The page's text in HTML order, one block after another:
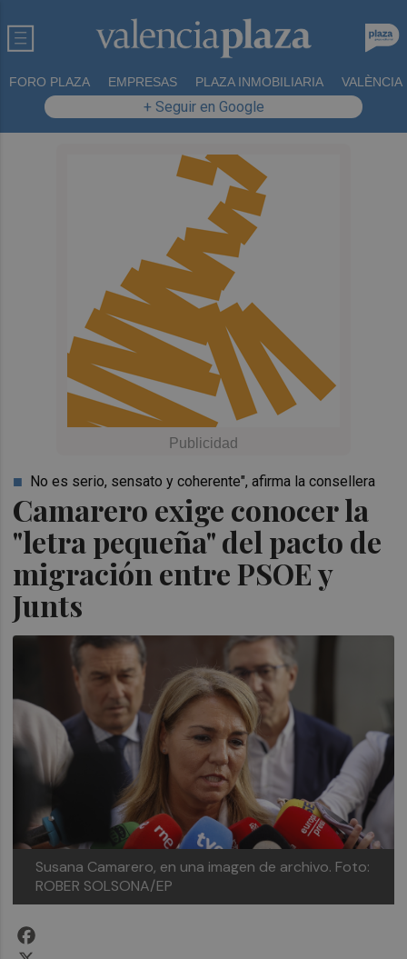
FORO PLAZA EMPRESAS PLAZA INMOBILIARIA VALÈNCIA
+ Seguir en Google
Camarero exige conocer la
"letra pequeña" del pacto de
migración entre PSOE y
Junts
No es serio, sensato y coherente", afirma la consellera
Susana Camarero, en una imagen de archivo. Foto:
ROBER SOLSONA/EP